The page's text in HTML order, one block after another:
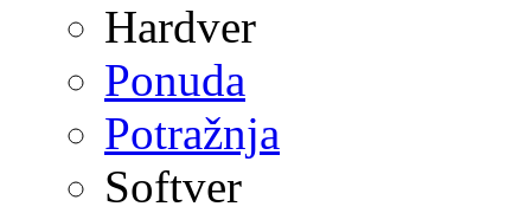
Hardver
Ponuda
Potražnja
Softver